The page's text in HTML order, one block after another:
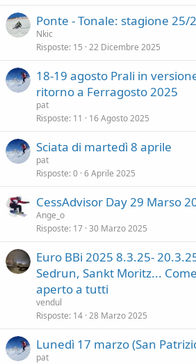
Ponte - Tonale: stagione 25/
Nkic
Risposte 15 22 Dicembre 2025
18-19 agosto Prali in
ritorno a Ferragosto 2025
pat
Risposte 11 16 Agosto 2025
Sciata di martedì 8 aprile
pat
Risposte 0 6 Aprile 2025
CessAdvisor Day 29 Marso
Ange_o
Risposte 17 30 Marzo 2025
Euro BBi 2025 8.3.25-
Sedrun, Sankt Moritz...
aperto a tutti
vendul
Risposte 14 28 Marzo 2025
Lunedì 17 marzo (San
pat